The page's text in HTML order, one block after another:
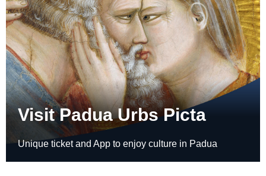
Visit Padua Urbs Picta
Unique ticket and App to enjoy culture in Padua